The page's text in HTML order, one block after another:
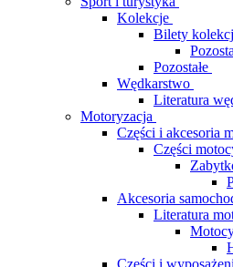
Kolekcje
Bilety
Pozostałe
Wędkarstwo
Literatura
Motoryzacja
Części i akcesoria
Części
Akcesoria
Literatura
Części i